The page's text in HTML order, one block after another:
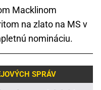
Macklinom
na zlato na MS v
nomináciu.
SPRÁV